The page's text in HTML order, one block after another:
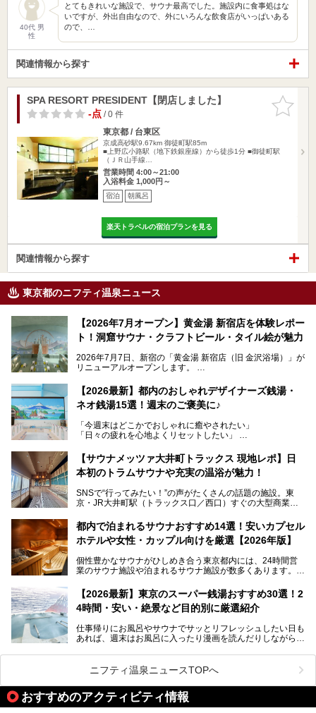
40代 男
性
とてもきれいな施設で、サウナ最高でした。施設内に食事処はな
いですが、外出自由なので、外にいろんな飲食店がいっぱいある
ので、…
関連情報から探す
お気に入
りに追加
SPA RESORT PRESIDENT【閉店しました】
-点/ 0 件
東京都 / 台東区
京成高砂駅9.67km 御徒町駅85m
■上野広小路駅（地下鉄銀座線）から徒歩1分 ■御徒町駅
（ＪＲ山手線…
営業時間 4:00～21:00
入浴料金 1,000円～
宿泊 朝風呂
楽天トラベルの宿泊プランを見る
関連情報から探す
東京都のニフティ温泉ニュース
【2026年7月オープン】黄金湯 新宿店を体験レポー
ト！洞窟サウナ・クラフトビール・タイル絵が魅力
2026年7月7日、新宿の「黄金湯 新宿店（旧 金沢浴場）」が
リニューアルオープンします。
レトロでノスタルジックなタイル絵はそのまま、昔からここ
を知る地元の人にも、新しく足を運んでくれる人にも愛され
る、今の時代の"銭湯"として生まれ変わりました。洞窟のよ
ビアバーなど、新しく登場したスポットも併せて紹介しま
す。充実した設備があるのに、基本の入浴料が銭湯価格の5
【2026最新】都内のおしゃれデザイナーズ銭湯・
ネオ銭湯15選！週末のご褒美に♪
「今週末はどこかでおしゃれに癒やされたい」
「日々の疲れを心地よくリセットしたい」
となっている新しいスタイルの銭湯です。
最近、SNSやメディアで「デザイナーズ銭湯」や「ネオ銭
本記事では、そもそもこれらがどんな銭湯なのか、その気に
いおしゃれな名店15選を、おすすめの順番で一挙にご紹介
します。
【サウナメッツァ大井町トラックス 現地レポ】日
本初のトラムサウナや充実の温浴が魅力！
SNSで“行ってみたい！”の声がたくさんの話題の施設。東
京・JR大井町駅（トラックス口／西口）すぐの大型商業施
ツァ大井町トラックス」がニューオープン。施設の様子をレ
ポ―トします。
都内で泊まれるサウナおすすめ14選！安いカプセル
ホテルや女性・カップル向けを厳選【2026年版】
個性豊かなサウナがひしめき合う東京都内には、24時間営
業のサウナ施設や泊まれるサウナ施設が数多くあります。
を旅の目的とする「サ旅」や自分へのご褒美のための宿泊な
ど、自分の好きなタイミングで好きなだけサ活ができるのが
魅力です。
最近では、男性専用施設だけでなく、カップルや女性に嬉し
い個室サウナも増えてきました。
ら、特におすすめしたい施設14選をご紹介します。
してみてください。
【2026最新】東京のスーパー銭湯おすすめ30選！2
4時間・安い・絶景など目的別に厳選紹介
仕事帰りにお風呂やサウナでサッとリフレッシュしたい日も
あれば、週末はお風呂に入ったり漫画を読んだりしながら一
また、終電を逃してしまい、「このまま朝までゆっくりでき
る場所があれば」と探した経験がある人も多いのではないで
しょうか。
そこで本記事では、東京でおすすめのスーパー銭湯を、目的
ニフティ温泉ニュースTOPへ
おすすめのアクティビティ情報